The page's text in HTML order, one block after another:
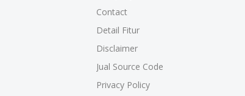
Contact
Detail Fitur
Disclaimer
Jual Source Code
Privacy Policy